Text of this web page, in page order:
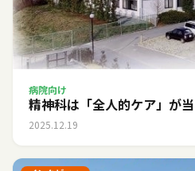
病院向け
精神科は「全人的ケア」が
2025.12.19